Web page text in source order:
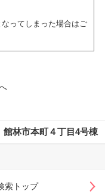
ってしまった場合はご
館林市本町４丁目4号棟
索トップ